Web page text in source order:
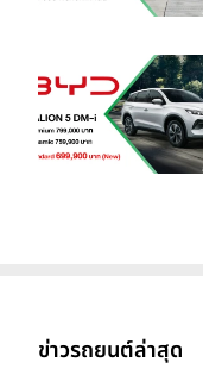
ข่าวรถยนต์ล่าสุด